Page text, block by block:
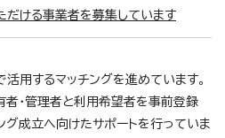
ける事業者を募集しています
用するマッチングを進めています。
・管理者と利用希望者を事前登録
グ成立へ向けたサポートを行っていま